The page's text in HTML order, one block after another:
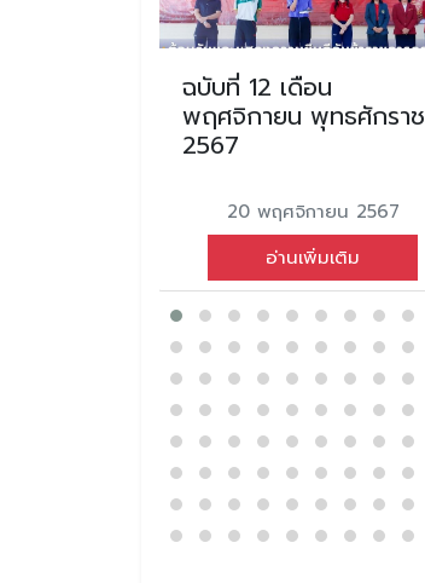
ฉบับที่ 12 เดือน
พฤศจิกายน พุทธศักราช
2567
20 พฤศจิกายน 2567
อ่านเพิ่มเติม